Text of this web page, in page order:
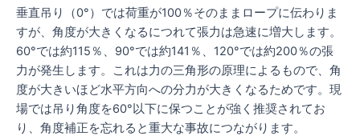
垂直吊り（0°）では荷重が100％そのままロープに伝わりま
すが、角度が大きくなるにつれて張力は急速に増大します。
60°では約115％、90°では約141％、120°では約200％の張
力が発生します。これは力の三角形の原理によるもので、角
度が大きいほど水平方向への分力が大きくなるためです。現
場では吊り角度を60°以下に保つことが強く推奨されてお
り、角度補正を忘れると重大な事故につながります。